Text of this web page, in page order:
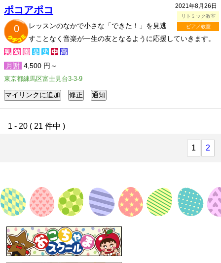
2021年8月26日
リトミック教室
ピアノ教室
ポコアポコ
0
レッスンのなかで小さな「できた！」を見逃
すことなく音楽が一生の友となるように応援していきます。
月謝 4,500 円～
東京都練馬区富士見台3-3-9
1 - 20 ( 21 件中 )
1 2